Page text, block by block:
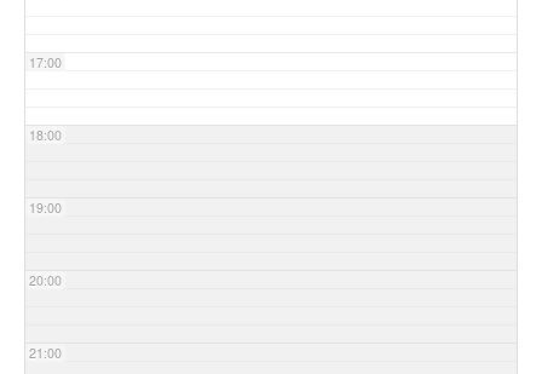
17:00
18:00
19:00
20:00
21:00